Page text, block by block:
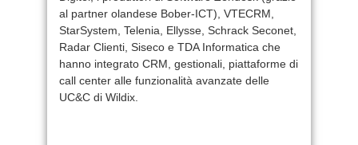
al partner olandese Bober-ICT), VTECRM,
StarSystem, Telenia, Ellysse, Schrack Seconet,
Radar Clienti, Siseco e TDA Informatica che
hanno integrato CRM, gestionali, piattaforme di
call center alle funzionalità avanzate delle
UC&C di Wildix.